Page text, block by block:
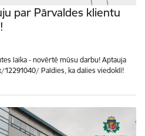
par Pārvaldes klientu
laika - novērtē mūsu darbu! Aptauja
Paldies, ka dalies viedoklī!